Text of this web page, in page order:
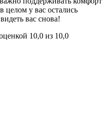
целом у вас остались
вас снова!
10,0 из 10,0